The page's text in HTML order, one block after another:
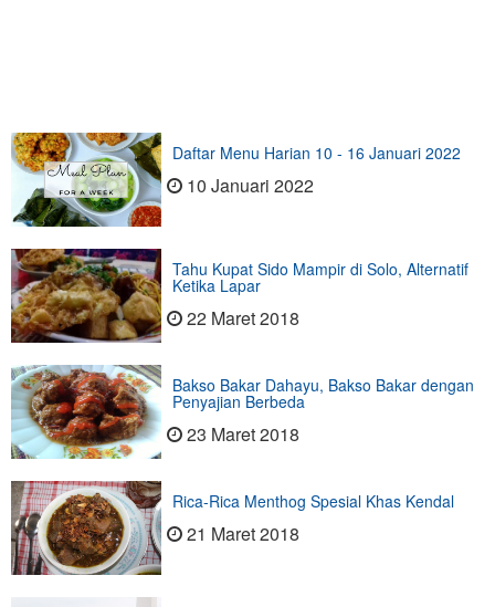
Daftar Menu Harian 10 - 16 Januari 2022
10 Januari 2022
Tahu Kupat Sido Mampir di Solo, Alternatif
Ketika Lapar
22 Maret 2018
Bakso Bakar Dahayu, Bakso Bakar dengan
Penyajian Berbeda
23 Maret 2018
Rica-Rica Menthog Spesial Khas Kendal
21 Maret 2018